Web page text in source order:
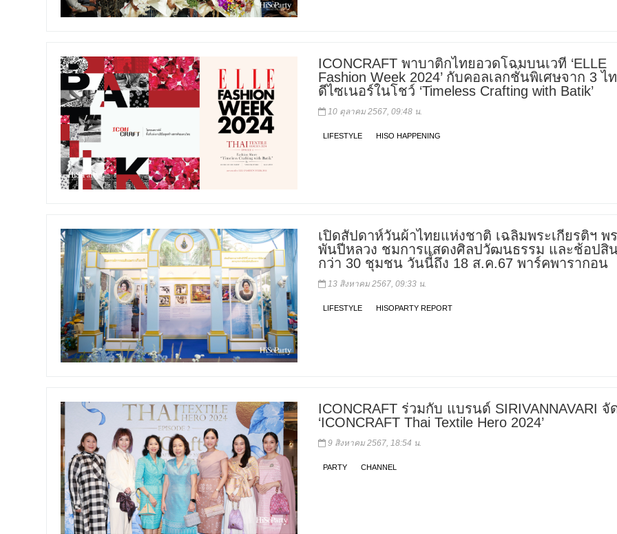
ICONCRAFT พาบาติกไทยอวดโฉมบนเวที ‘ELLE
Fashion Week 2024’ กับคอลเลกชั่นพิเศษจาก 3 ไ
ดีไซเนอร์ในโชว์ ‘Timeless Crafting with Batik’
10 ตุลาคม 2567, 09:48 น.
LIFESTYLE HISO HAPPENING
เปิดสัปดาห์วันผ้าไทยแห่งชาติ เฉลิมพระเกียรติฯ พ
พันปีหลวง ชมการแสดงศิลปวัฒนธรรม และช้อปสิ
กว่า 30 ชุมชน วันนี้ถึง 18 ส.ค.67 พาร์คพารากอน
13 สิงหาคม 2567, 09:33 น.
LIFESTYLE HISOPARTY REPORT
ICONCRAFT ร่วมกับ แบรนด์ SIRIVANNAVARI จั
‘ICONCRAFT Thai Textile Hero 2024’
9 สิงหาคม 2567, 18:54 น.
PARTY CHANNEL